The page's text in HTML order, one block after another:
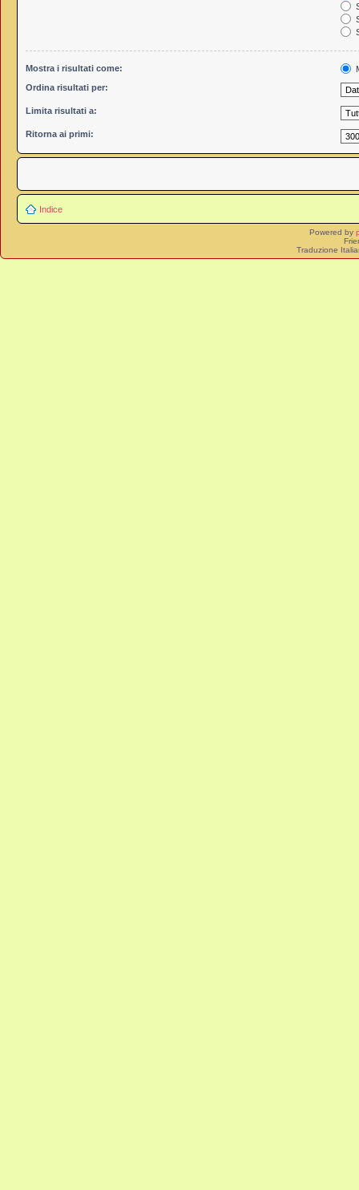
Mostra i risultati come:
Ordina risultati per:
Limita risultati a:
Ritorna ai primi:
Indice
Powered by
Traduzione